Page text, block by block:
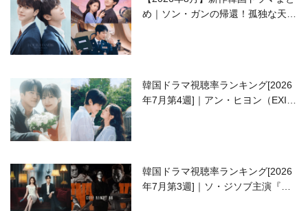
め｜ソン・ガンの帰還！孤独な天才
韓国ドラマ視聴率ランキング[2026
年7月第4週]｜アン・ヒヨン（EXID
韓国ドラマ視聴率ランキング[2026
年7月第3週]｜ソ・ジソブ主演『エ